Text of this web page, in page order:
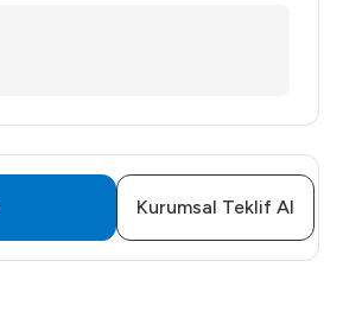
Kurumsal Teklif Al